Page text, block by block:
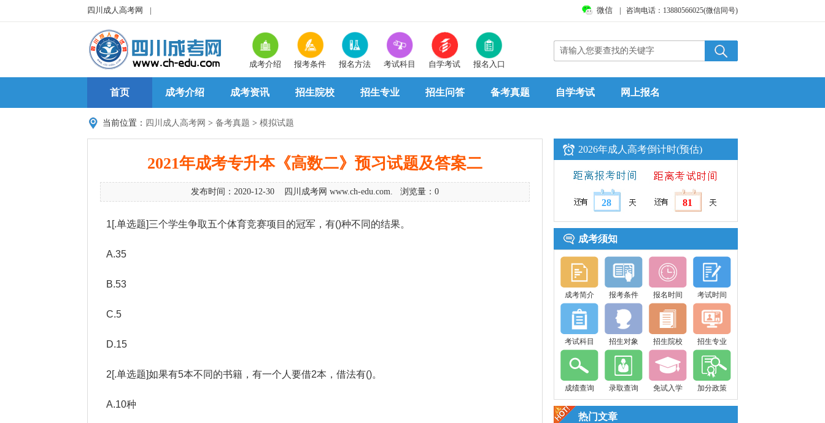
四川成人高考网 | 微信 | 咨询电话：13880566025(微信同号)
成考介绍 报考条件 报名方法 考试科目 自学考试 报名入口
首页 成考介绍 成考资讯 招生院校 招生专业 招生问答 备考真题 自学考试 网上报名
当前位置： 四川成人高考网 > 备考真题 > 模拟试题
2021年成考专升本《高数二》预习试题及答案二
发布时间：2020-12-30 四川成考网 www.ch-edu.com. 浏览量：0
1[.单选题]三个学生争取五个体育竞赛项目的冠军，有()种不同的结果。
A.35
B.53
C.5
D.15
2[.单选题]如果有5本不同的书籍，有一个人要借2本，借法有()。
A.10种
2026年成人高考倒计时(预估)
28 81
成考须知
成考简介 报考条件 报名时间 考试时间
考试科目 招生对象 招生院校 招生专业
成绩查询 录取查询 免试入学 加分政策
热门文章